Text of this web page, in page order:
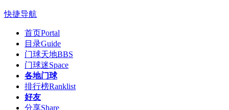
快捷导航
首页Portal
目录Guide
门球天地BBS
门球迷Space
各地门球
排行榜Ranklist
好友
分享Share